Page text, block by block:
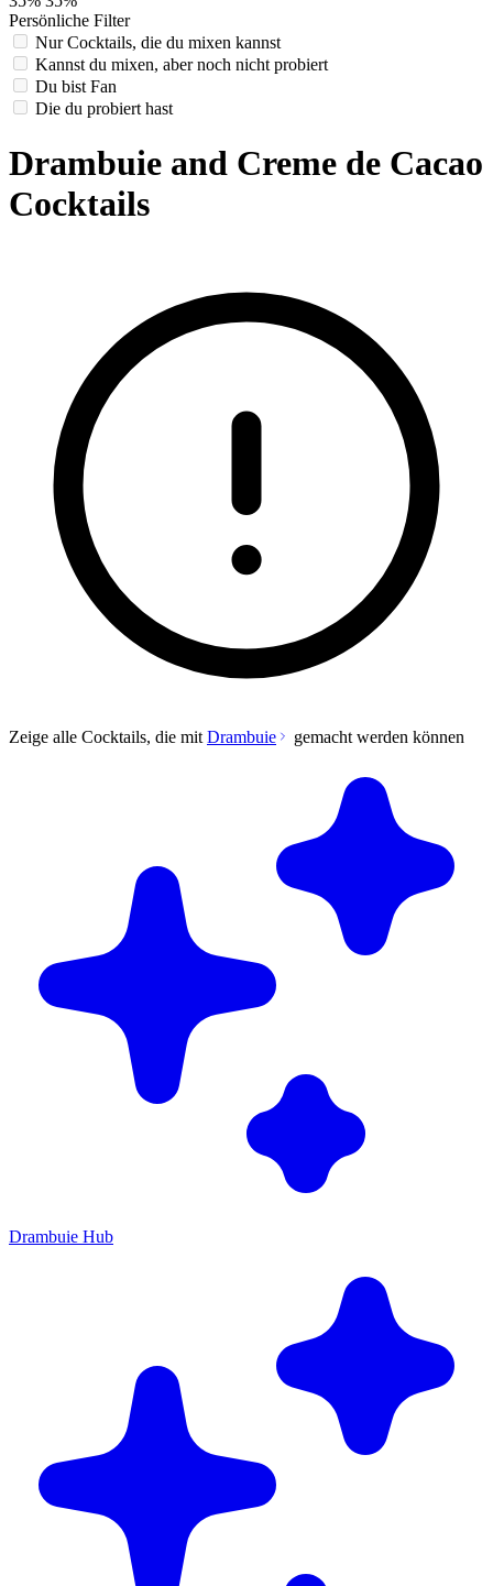
Persönliche Filter
Nur Cocktails, die du mixen kannst
Kannst du mixen, aber noch nicht probiert
Du bist Fan
Die du probiert hast
Drambuie and Creme de Cacao
Cocktails
Zeige alle Cocktails, die mit Drambuie gemacht werden können
Drambuie Hub